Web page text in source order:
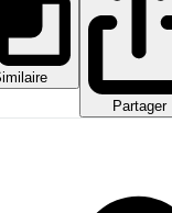
Partager